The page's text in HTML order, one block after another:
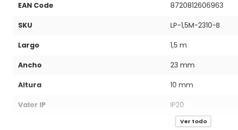
EAN Code 8720812606963
SKU LP-1,5M-2310-B
Largo 1,5 m
Ancho 23 mm
Altura 10 mm
Valor IP IP20
Negro
Ver todo